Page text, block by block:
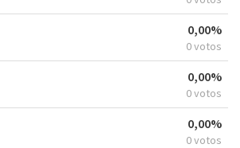
0,00%
0 votos
0,00%
0 votos
0,00%
0 votos